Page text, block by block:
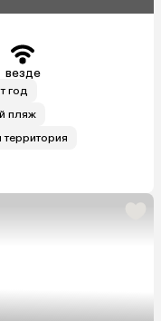
везде
год
пляж